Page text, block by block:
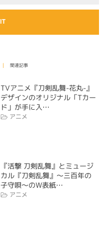
関連記事
TVアニメ『刀剣乱舞-花丸-』
デザインのオリジナル「Tカー
ド」が手に入…
アニメ
『活撃 刀剣乱舞』とミュージ
カル『刀剣乱舞』〜三百年の
子守唄〜のW表紙…
アニメ